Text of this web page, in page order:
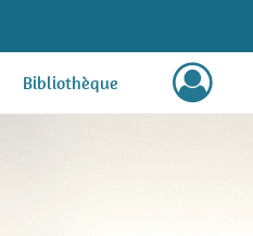
Bibliothèque